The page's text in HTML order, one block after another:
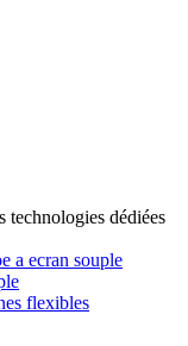
technologies dédiées